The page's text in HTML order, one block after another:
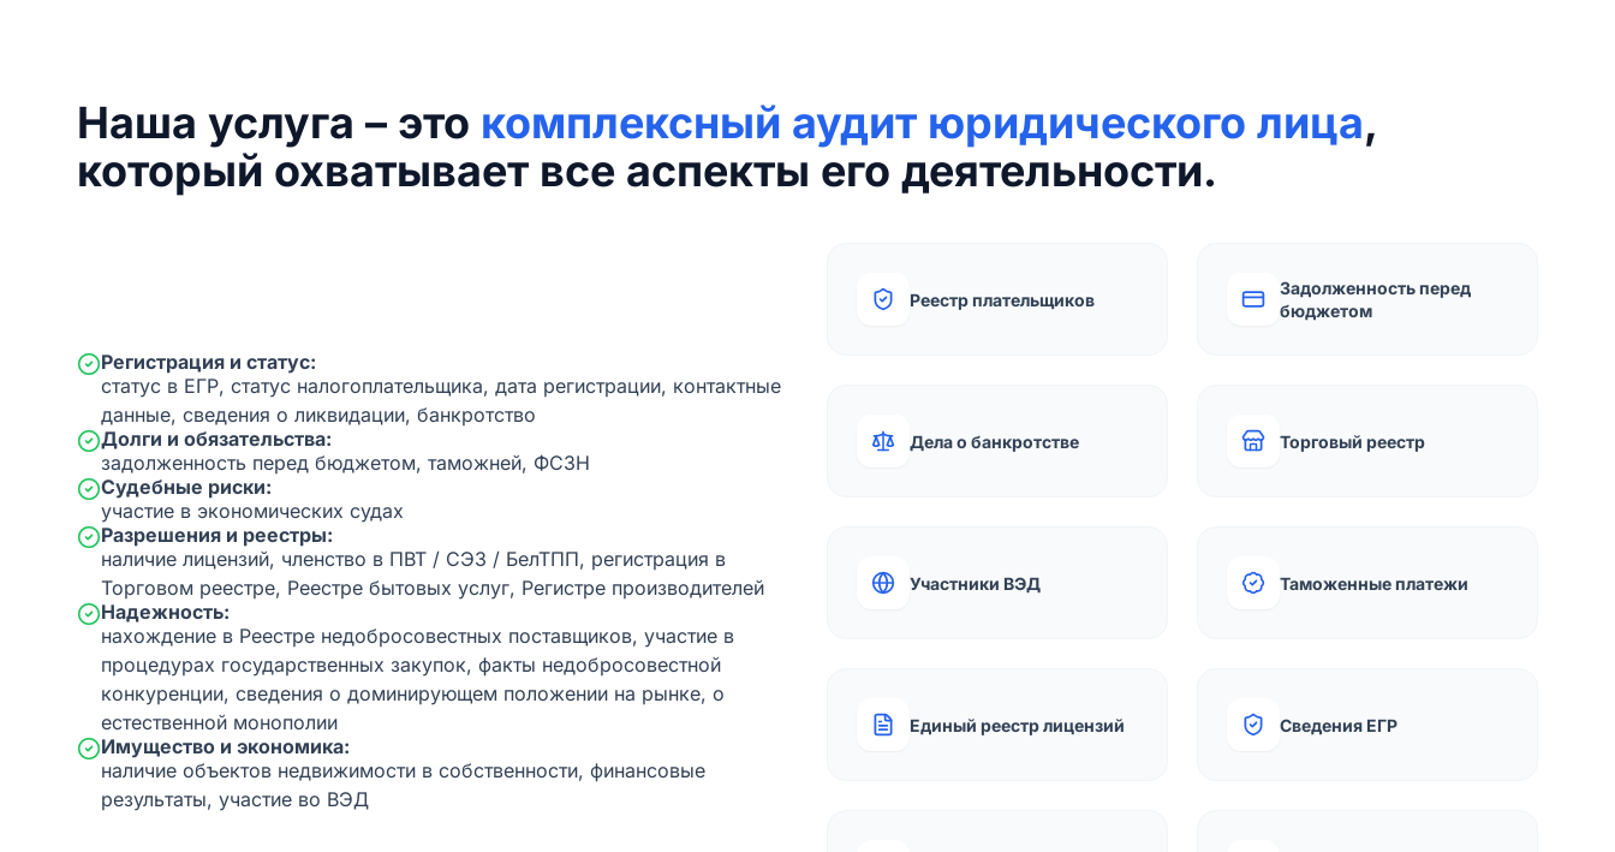
Наша услуга – это комплексный аудит юридического лица,
который охватывает все аспекты его деятельности.
Регистрация и статус:
статус в ЕГР, статус налогоплательщика, дата регистрации, контактные
данные, сведения о ликвидации, банкротство
Долги и обязательства:
задолженность перед бюджетом, таможней, ФСЗН
Судебные риски:
участие в экономических судах
Разрешения и реестры:
наличие лицензий, членство в ПВТ / СЭЗ / БелТПП, регистрация в
Торговом реестре, Реестре бытовых услуг, Регистре производителей
Надежность:
нахождение в Реестре недобросовестных поставщиков, участие в
процедурах государственных закупок, факты недобросовестной
конкуренции, сведения о доминирующем положении на рынке, о
естественной монополии
Имущество и экономика:
наличие объектов недвижимости в собственности, финансовые
результаты, участие во ВЭД
Реестр плательщиков
Задолженность перед
бюджетом
Дела о банкротстве Торговый реестр
Участники ВЭД Таможенные платежи
Единый реестр лицензий Сведения ЕГР